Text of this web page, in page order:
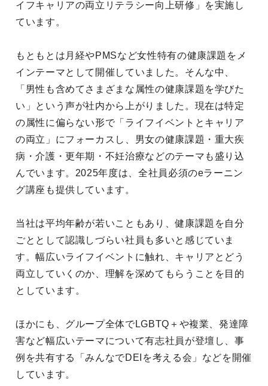
イフキャリアの両立リテラシー向上研修」を実施し
ています。
もともとは月経やPMSなど女性特有の健康課題をメ
インテーマとして開催していました。そんな中、
「男性も含めてさまざまな属性の健康課題を学びた
い」という声が社内から上がりました。現在は特定
の属性に偏らない形で「ライフイベントとキャリア
の両立」にフォーカスし、男女の健康課題・重大疾
病・介護・更年期・不妊治療などのテーマも盛り込
んでいます。2025年度は、全社員必須のeラーニン
グ講座も提供しています。
当社は平均年齢が若いこともあり、健康課題を自分
ごととして認識しづらい社員も多いと感じていま
す。幅広いライフイベントに触れ、キャリアとどう
両立していくのか、理解を深めてもらうことを目的
としています。
ほかにも、グループ全体でLGBTQ＋や複業、発達障
害など幅広いテーマについて有志社員が登壇し、事
例を共有する「みんなでDEIを考える会」などを開催
しています。